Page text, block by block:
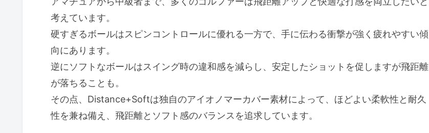
テーラーメイド ディスタンスプラスソフトの特徴とは？
どのようなゴルファーに向いているか？
メリットとデメリット
実際に使うシーンと効果的な活用法
よくある質問（FAQ）
考えています。
硬すぎるボールはスピンコントロールに優れる一方で、手に伝わる衝撃が強く疲れやすい傾
向にあります。
逆にソフトなボールはスイング時の違和感を減らし、安定したショットを促しますが飛距離
が落ちることも。
その点、Distance+Softは独自のアイオノマーカバー素材によって、ほどよい柔軟性と耐久
性を兼ね備え、飛距離とソフト感のバランスを追求しています。